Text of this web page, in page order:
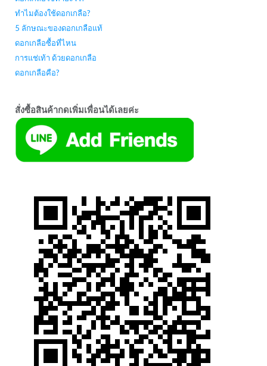
ทำไมต้องใช้ดอกเกลือ?
5 ลักษณะของดอกเกลือแท้
ดอกเกลือซื้อที่ไหน
การแช่เท้า ด้วยดอกเกลือ
ดอกเกลือคือ?
สั่งซื้อสินค้ากดเพิ่มเพื่อนได้เลยค่ะ